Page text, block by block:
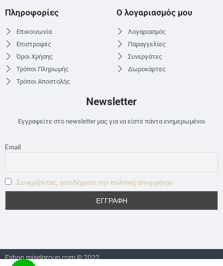
Πληροφορίες
Επικοινωνία
Επιστροφές
Όροι Χρήσης
Τρόποι Πληρωμής
Τρόποι Αποστολής
Ο λογαριασμός μου
Λογαριασμός
Παραγγελίες
Συνεργάτες
Δωροκάρτες
Newsletter
Εγγραφείτε στο newsletter μας για να είστε πάντα ενημερωμένοι
Email
Συνεχίζοντας, αποδέχεστε την πολιτική απορρήτου
Eshop.miselgroup.com © 2022